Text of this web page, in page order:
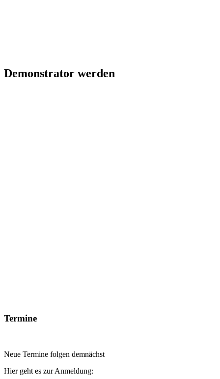
Demonstrator werden
Termine
Neue Termine folgen demnächst
Hier geht es zur Anmeldung: